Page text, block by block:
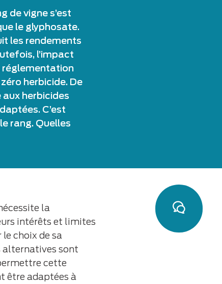
de vigne s’est
le glyphosate.
les rendements
l’impact
réglementation
herbicide. De
herbicides
C’est
rang. Quelles
la
intérêts et limites
le choix de sa
alternatives sont
cette
être adaptées à